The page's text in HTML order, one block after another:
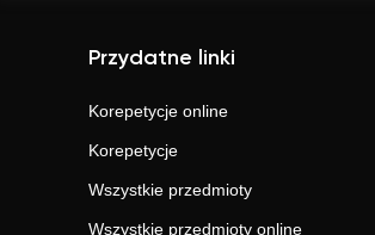
Przydatne linki
Korepetycje online
Korepetycje
Wszystkie przedmioty
Wszystkie przedmioty online